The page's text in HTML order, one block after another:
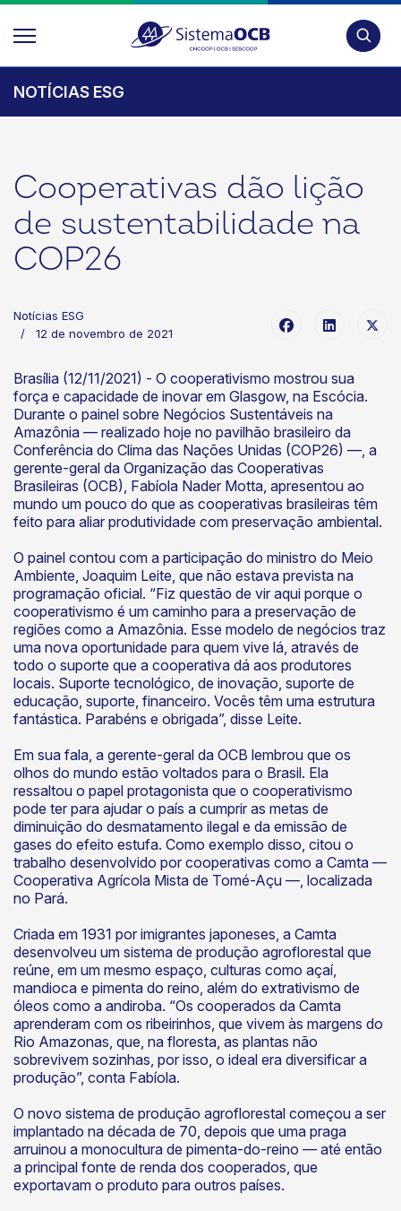
NOTÍCIAS ESG
Cooperativas dão lição
de sustentabilidade na
COP26
Notícias ESG
12 de novembro de 2021
Brasília (12/11/2021) - O cooperativismo mostrou sua
força e capacidade de inovar em Glasgow, na Escócia.
Durante o painel sobre Negócios Sustentáveis na
Amazônia — realizado hoje no pavilhão brasileiro da
Conferência do Clima das Nações Unidas (COP26) —, a
gerente-geral da Organização das Cooperativas
Brasileiras (OCB), Fabíola Nader Motta, apresentou ao
mundo um pouco do que as cooperativas brasileiras têm
feito para aliar produtividade com preservação ambiental.
O painel contou com a participação do ministro do Meio
Ambiente, Joaquim Leite, que não estava prevista na
programação oficial. “Fiz questão de vir aqui porque o
cooperativismo é um caminho para a preservação de
regiões como a Amazônia. Esse modelo de negócios traz
uma nova oportunidade para quem vive lá, através de
todo o suporte que a cooperativa dá aos produtores
locais. Suporte tecnológico, de inovação, suporte de
educação, suporte, financeiro. Vocês têm uma estrutura
fantástica. Parabéns e obrigada”, disse Leite.
Em sua fala, a gerente-geral da OCB lembrou que os
olhos do mundo estão voltados para o Brasil. Ela
ressaltou o papel protagonista que o cooperativismo
pode ter para ajudar o país a cumprir as metas de
diminuição do desmatamento ilegal e da emissão de
gases do efeito estufa. Como exemplo disso, citou o
trabalho desenvolvido por cooperativas como a Camta —
Cooperativa Agrícola Mista de Tomé-Açu —, localizada
no Pará.
Criada em 1931 por imigrantes japoneses, a Camta
desenvolveu um sistema de produção agroflorestal que
reúne, em um mesmo espaço, culturas como açaí,
mandioca e pimenta do reino, além do extrativismo de
óleos como a andiroba. “Os cooperados da Camta
aprenderam com os ribeirinhos, que vivem às margens do
Rio Amazonas, que, na floresta, as plantas não
sobrevivem sozinhas, por isso, o ideal era diversificar a
produção”, conta Fabíola.
O novo sistema de produção agroflorestal começou a ser
implantado na década de 70, depois que uma praga
arruinou a monocultura de pimenta-do-reino — até então
a principal fonte de renda dos cooperados, que
exportavam o produto para outros países.